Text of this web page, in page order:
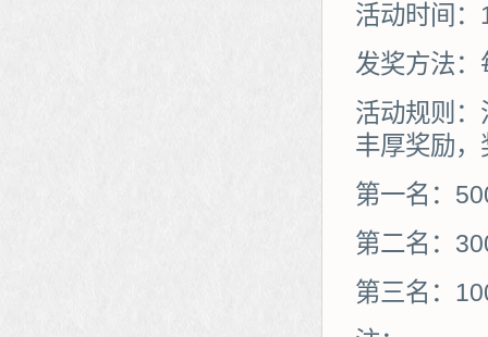
活动时间
发奖方法：
活动规则
丰厚奖励
第一名：
第二名：
第三名：